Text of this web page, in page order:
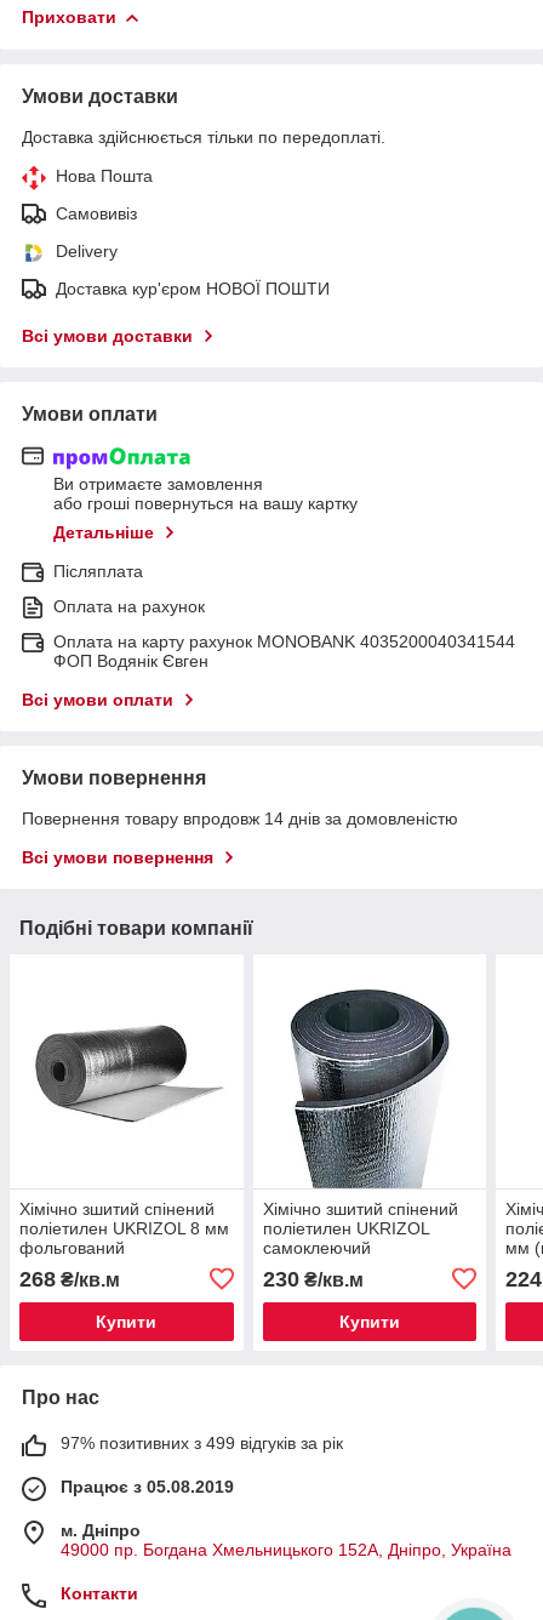
Приховати
Умови доставки
Доставка здійснюється тільки по передоплаті.
Нова Пошта
Самовивіз
Delivery
Доставка кур'єром НОВОЇ ПОШТИ
Всі умови доставки
Умови оплати
Ви отримаєте замовлення
або гроші повернуться на вашу картку
Детальніше
Післяплата
Оплата на рахунок
Оплата на карту рахунок MONOBANK 4035200040341544
ФОП Водянік Євген
Всі умови оплати
Умови повернення
Повернення товару впродовж 14 днів за домовленістю
Всі умови повернення
Подібні товари компанії
Хімічно зшитий спінений
поліетилен UKRIZOL 8 мм
фольгований
268 ₴/кв.м
Купити
Хімічно зшитий спінений
поліетилен UKRIZOL
самоклеючий
230₴/кв.м
Купити
мм
224
Про нас
97% позитивних з 499 відгуків за рік
Працює з 05.08.2019
м. Дніпро
49000 пр. Богдана Хмельницького 152А, Дніпро, Україна
Контакти